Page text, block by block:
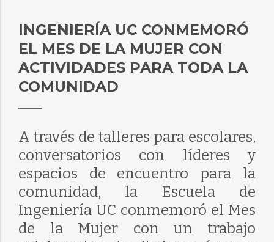
INGENIERÍA UC CONMEMORÓ
EL MES DE LA MUJER CON
ACTIVIDADES PARA TODA LA
COMUNIDAD
A través de talleres para escolares,
conversatorios con líderes y
espacios de encuentro para la
comunidad, la Escuela de
Ingeniería UC conmemoró el Mes
de la Mujer con un trabajo